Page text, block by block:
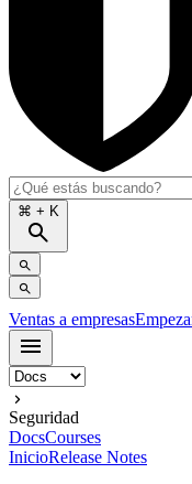
⌘ + K
Ventas a empresas
Seguridad
DocsCourses
InicioRelease Notes